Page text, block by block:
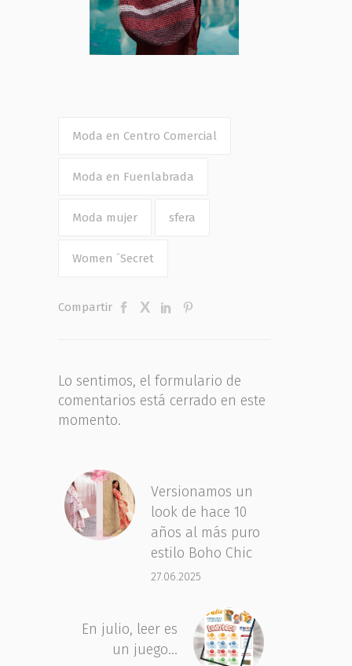
Moda en Centro Comercial
Moda en Fuenlabrada
Moda mujer sfera
Women ´Secret
Compartir
Lo sentimos, el formulario de
comentarios está cerrado en este
momento.
Versionamos un
look de hace 10
años al más puro
estilo Boho Chic
27.06.2025
En julio, leer es
un juego…